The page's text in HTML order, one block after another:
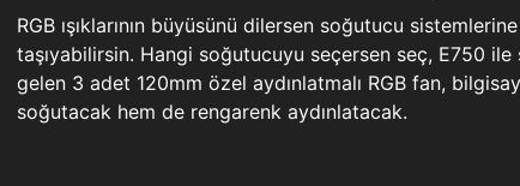
RGB ışıklarının büyüsünü dilersen soğutucu
taşıyabilirsin. Hangi soğutucuyu seçersen seç, E750
gelen 3 adet 120mm özel aydınlatmalı RGB fan,
soğutacak hem de rengarenk aydınlatacak.